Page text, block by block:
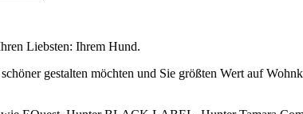
Liebsten: Ihrem Hund.
gestalten möchten und Sie größten Wert auf